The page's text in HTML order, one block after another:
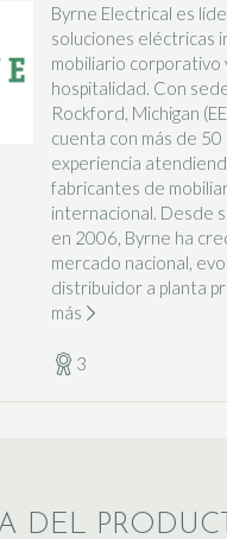
Byrne Electrical es
soluciones eléctricas
mobiliario corporativo
hospitalidad. Con
Rockford, Michigan
cuenta con más de 50
experiencia
fabricantes de
internacional. Desde
en 2006, Byrne ha
mercado nacional,
distribuidor a planta
más
3
DEL